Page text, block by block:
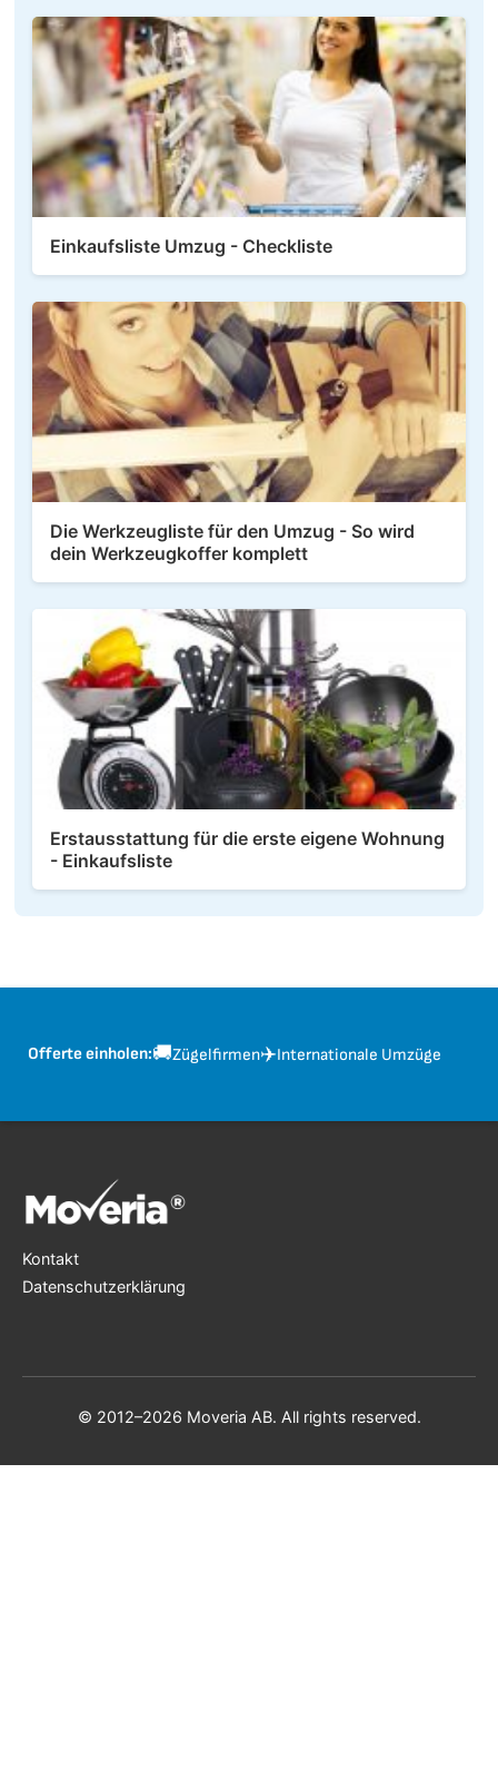
Einkaufsliste Umzug - Checkliste
Die Werkzeugliste für den Umzug - So wird
dein Werkzeugkoffer komplett
Erstausstattung für die erste eigene Wohnung
- Einkaufsliste
Offerte einholen:🚚Zügelfirmen✈️Internationale Umzüge
Kontakt
Datenschutzerklärung
© 2012–2026 Moveria AB. All rights reserved.